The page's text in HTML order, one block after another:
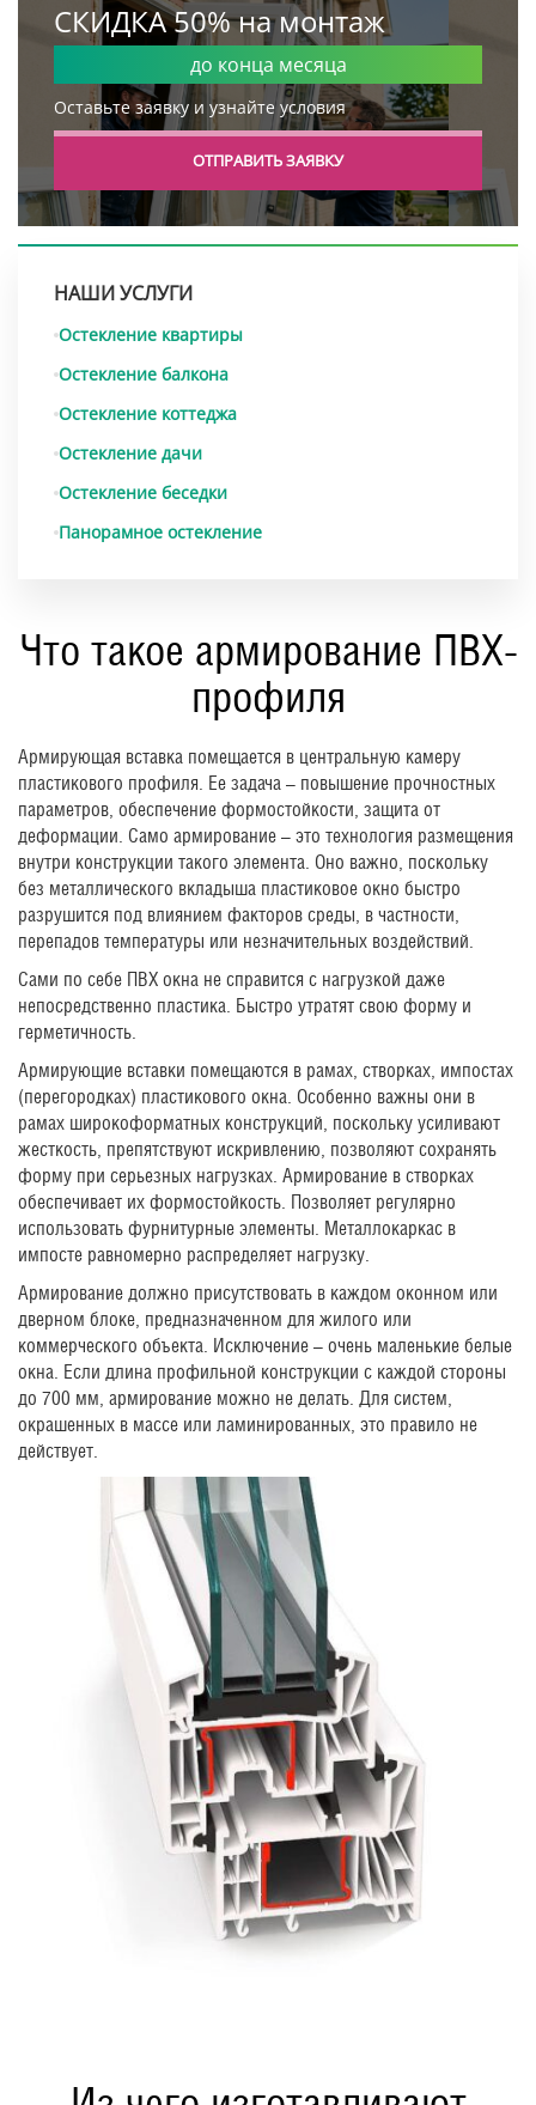
СКИДКА 50% на монтаж
до конца месяца
Оставьте заявку и узнайте условия
ОТПРАВИТЬ ЗАЯВКУ
НАШИ УСЛУГИ
Остекление квартиры
Остекление балкона
Остекление коттеджа
Остекление дачи
Остекление беседки
Панорамное остекление
Что такое армирование ПВХ-
профиля
Армирующая вставка помещается в центральную камеру
пластикового профиля. Ее задача – повышение прочностных
параметров, обеспечение формостойкости, защита от
деформации. Само армирование – это технология размещения
внутри конструкции такого элемента. Оно важно, поскольку
без металлического вкладыша пластиковое окно быстро
разрушится под влиянием факторов среды, в частности,
перепадов температуры или незначительных воздействий.
Сами по себе ПВХ окна не справится с нагрузкой даже
непосредственно пластика. Быстро утратят свою форму и
герметичность.
Армирующие вставки помещаются в рамах, створках, импостах
(перегородках) пластикового окна. Особенно важны они в
рамах широкоформатных конструкций, поскольку усиливают
жесткость, препятствуют искривлению, позволяют сохранять
форму при серьезных нагрузках. Армирование в створках
обеспечивает их формостойкость. Позволяет регулярно
использовать фурнитурные элементы. Металлокаркас в
импосте равномерно распределяет нагрузку.
Армирование должно присутствовать в каждом оконном или
дверном блоке, предназначенном для жилого или
коммерческого объекта. Исключение – очень маленькие белые
окна. Если длина профильной конструкции с каждой стороны
до 700 мм, армирование можно не делать. Для систем,
окрашенных в массе или ламинированных, это правило не
действует.